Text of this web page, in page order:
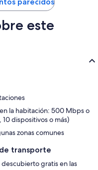
64 €
este
la habitación: 500 Mbps o
10 dispositivos o más)
zonas comunes
transporte
gratis en las